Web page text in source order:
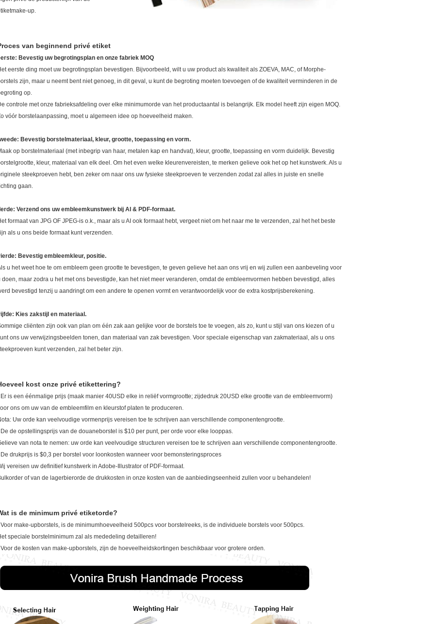
up.
van beginnend privé etiket
Bevestig uw begrotingsplan en onze fabriek MOQ
eerste ding moet uw begrotingsplan bevestigen. Bijvoorbeeld, wilt u uw product als kwaliteit als ZOEVA, MAC, of Morphe-
zijn, maar u neemt bent niet genoeg, in dit geval, u kunt de begroting moeten toevoegen of de kwaliteit verminderen in de
op.
controle met onze fabrieksafdeling over elke minimumorde van het productaantal is belangrijk. Elk model heeft zijn eigen MOQ.
vóór borstelaanpassing, moet u algemeen idee op hoeveelheid maken.
Bevestig borstelmateriaal, kleur, grootte, toepassing en vorm.
op borstelmateriaal (met inbegrip van haar, metalen kap en handvat), kleur, grootte, toepassing en vorm duidelijk. Bevestig
kleur, materiaal van elk deel. Om het even welke kleurenvereisten, te merken gelieve ook het op het kunstwerk. Als u
steekproeven hebt, ben zeker om naar ons uw fysieke steekproeven te verzenden zodat zal alles in juiste en snelle
gaan.
Verzend ons uw embleemkunstwerk bij AI & PDF-formaat.
formaat van JPG OF JPEG-is o.k., maar als u AI ook formaat hebt, vergeet niet om het naar me te verzenden, zal het het beste
als u ons beide formaat kunt verzenden.
Bevestig embleemkleur, positie.
u het weet hoe te om embleem geen grootte te bevestigen, te geven gelieve het aan ons vrij en wij zullen een aanbeveling voor
doen, maar zodra u het met ons bevestigde, kan het niet meer veranderen, omdat de embleemvormen hebben bevestigd, alles
bevestigd tenzij u aandringt om een andere te openen vormt en verantwoordelijk voor de extra kostprijsberekening.
Kies zakstijl en materiaal.
cliënten zijn ook van plan om één zak aan gelijke voor de borstels toe te voegen, als zo, kunt u stijl van ons kiezen of u
ons uw verwijzingsbeelden tonen, dan materiaal van zak bevestigen. Voor speciale eigenschap van zakmateriaal, als u ons
kunt verzenden, zal het beter zijn.
kost onze privé etikettering?
Er is een éénmalige prijs (maak manier 40USD elke in reliëf vormgrootte; zijdedruk 20USD elke grootte van de embleemvorm)
ons om uw van de embleemfilm en kleurstof platen te produceren.
Uw orde kan veelvoudige vormenprijs vereisen toe te schrijven aan verschillende componentengrootte.
De de opstellingsprijs van de douaneborstel is $10 per punt, per orde voor elke looppas.
van nota te nemen: uw orde kan veelvoudige structuren vereisen toe te schrijven aan verschillende componentengrootte.
De drukprijs is $0,3 per borstel voor loonkosten wanneer voor bemonsteringsproces
vereisen uw definitief kunstwerk in Adobe-Illustrator of PDF-formaat.
of van de lagerbierorde de drukkosten in onze kosten van de aanbiedingseenheid zullen voor u behandelen!
is de minimum privé etiketorde?
Voor make-upborstels, is de minimumhoeveelheid 500pcs voor borstelreeks, is de individuele borstels voor 500pcs.
speciale borstelminimum zal als mededeling detailleren!
Voor de kosten van make-upborstels, zijn de hoeveelheidskortingen beschikbaar voor grotere orden.